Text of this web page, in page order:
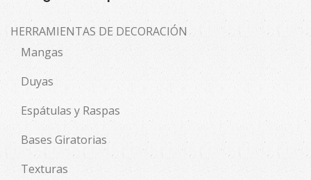
HERRAMIENTAS DE DECORACIÓN
Mangas
Duyas
Espátulas y Raspas
Bases Giratorias
Texturas